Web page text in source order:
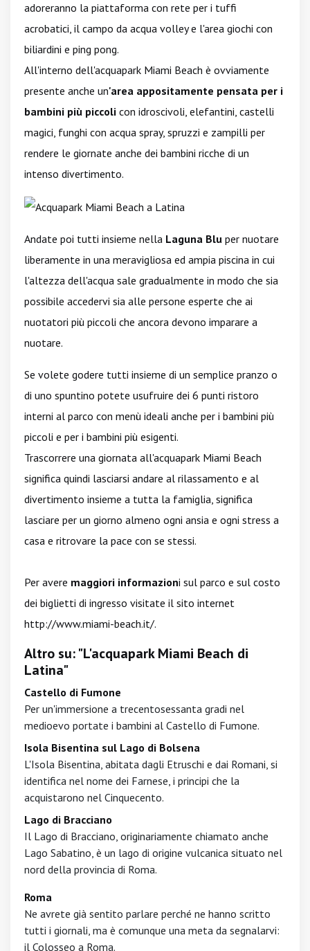
adoreranno la piattaforma con rete per i tuffi
acrobatici, il campo da acqua volley e l'area giochi con
biliardini e ping pong.
All'interno dell'acquapark Miami Beach è ovviamente
presente anche un'area appositamente pensata per i
bambini più piccoli con idroscivoli, elefantini, castelli
magici, funghi con acqua spray, spruzzi e zampilli per
rendere le giornate anche dei bambini ricche di un
intenso divertimento.
Andate poi tutti insieme nella Laguna Blu per nuotare
liberamente in una meravigliosa ed ampia piscina in cui
l'altezza dell'acqua sale gradualmente in modo che sia
possibile accedervi sia alle persone esperte che ai
nuotatori più piccoli che ancora devono imparare a
nuotare.
Se volete godere tutti insieme di un semplice pranzo o
di uno spuntino potete usufruire dei 6 punti ristoro
interni al parco con menù ideali anche per i bambini più
piccoli e per i bambini più esigenti.
Trascorrere una giornata all'acquapark Miami Beach
significa quindi lasciarsi andare al rilassamento e al
divertimento insieme a tutta la famiglia, significa
lasciare per un giorno almeno ogni ansia e ogni stress a
casa e ritrovare la pace con se stessi.
Per avere maggiori informazioni sul parco e sul costo
dei biglietti di ingresso visitate il sito internet
http://www.miami-beach.it/.
Altro su: "L'acquapark Miami Beach di
Latina"
Castello di Fumone
Per un'immersione a trecentosessanta gradi nel
medioevo portate i bambini al Castello di Fumone.
Isola Bisentina sul Lago di Bolsena
L'Isola Bisentina, abitata dagli Etruschi e dai Romani, si
identifica nel nome dei Farnese, i principi che la
acquistarono nel Cinquecento.
Lago di Bracciano
Il Lago di Bracciano, originariamente chiamato anche
Lago Sabatino, è un lago di origine vulcanica situato nel
nord della provincia di Roma.
Roma
Ne avrete già sentito parlare perché ne hanno scritto
tutti i giornali, ma è comunque una meta da segnalarvi:
il Colosseo a Roma.